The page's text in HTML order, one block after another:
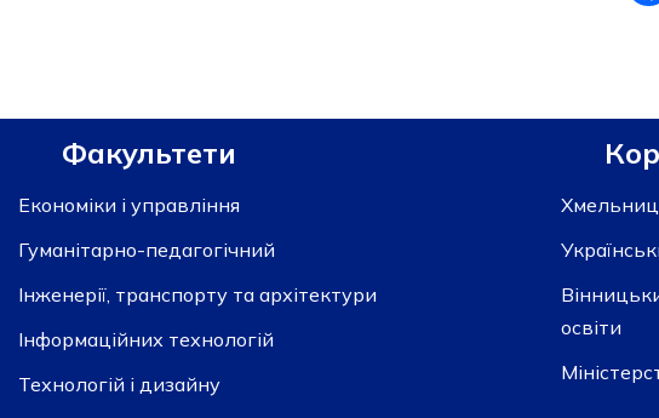
Факультети
Економіки і управління
Гуманітарно-педагогічний
Інженерії, транспорту та архітектури
Інформаційних технологій
Технологій і дизайну
освіти